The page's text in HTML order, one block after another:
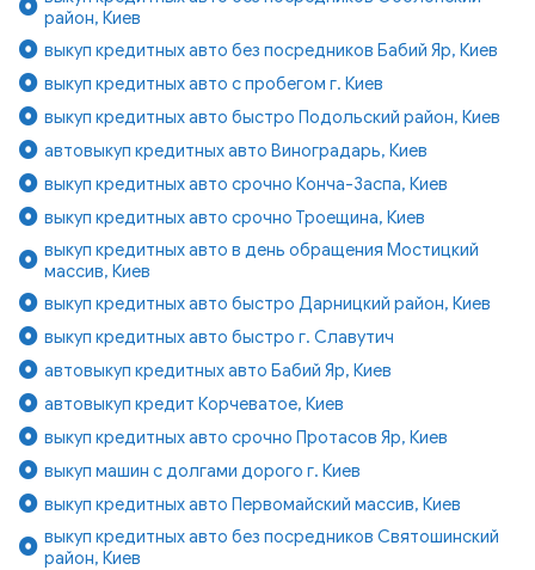
район, Киев
выкуп кредитных авто без посредников Бабий Яр, Киев
выкуп кредитных авто с пробегом г. Киев
выкуп кредитных авто быстро Подольский район, Киев
автовыкуп кредитных авто Виноградарь, Киев
выкуп кредитных авто срочно Конча-Заспа, Киев
выкуп кредитных авто срочно Троещина, Киев
выкуп кредитных авто в день обращения Мостицкий
массив, Киев
выкуп кредитных авто быстро Дарницкий район, Киев
выкуп кредитных авто быстро г. Славутич
автовыкуп кредитных авто Бабий Яр, Киев
автовыкуп кредит Корчеватое, Киев
выкуп кредитных авто срочно Протасов Яр, Киев
выкуп машин с долгами дорого г. Киев
выкуп кредитных авто Первомайский массив, Киев
выкуп кредитных авто без посредников Святошинский
район, Киев